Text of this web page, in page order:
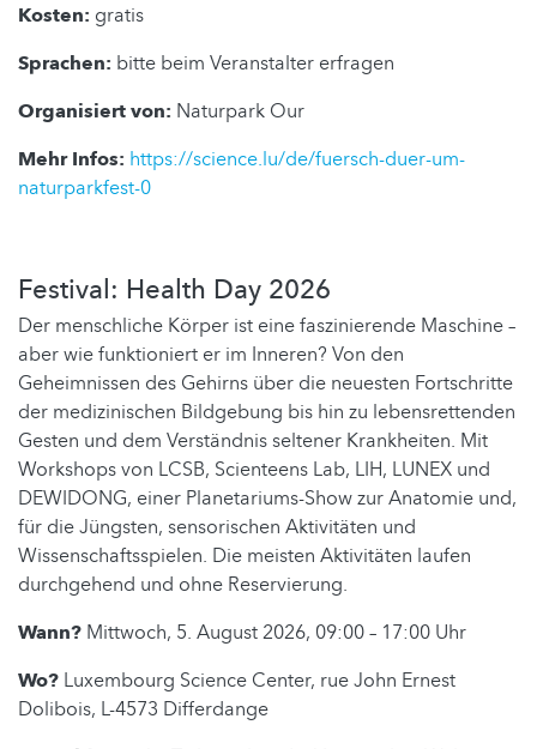
Kosten: gratis
Sprachen: bitte beim Veranstalter erfragen
Organisiert von: Naturpark Our
Mehr Infos: https://science.lu/de/fuersch-duer-um-
naturparkfest-0
Festival: Health Day 2026
Der menschliche Körper ist eine faszinierende Maschine –
aber wie funktioniert er im Inneren? Von den
Geheimnissen des Gehirns über die neuesten Fortschritte
der medizinischen Bildgebung bis hin zu lebensrettenden
Gesten und dem Verständnis seltener Krankheiten. Mit
Workshops von LCSB, Scienteens Lab, LIH, LUNEX und
DEWIDONG, einer Planetariums-Show zur Anatomie und,
für die Jüngsten, sensorischen Aktivitäten und
Wissenschaftsspielen. Die meisten Aktivitäten laufen
durchgehend und ohne Reservierung.
Wann? Mittwoch, 5. August 2026, 09:00 – 17:00 Uhr
Wo? Luxembourg Science Center, rue John Ernest
Dolibois, L-4573 Differdange